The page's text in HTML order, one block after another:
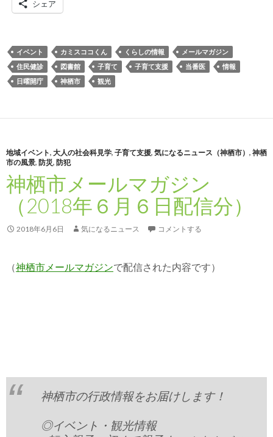
シェア
イベント カミスココくん くらしの情報
メールマガジン
住民健診
図書館 子育て 子育て支援 当番医
情報
日曜開庁
神栖市 観光
地域イベント, 大人の社会科見学, 子育て支援, 気になるニュース（神栖市） , 神栖
市の風景, 防災, 防犯
神栖市メールマガジン
（2018年６月６日配信分）
2018年6月6日 気になるニュース コメントする
（神栖市メールマガジンで配信された内容です）
神栖市の行政情報をお届けします！
◎イベント・観光情報